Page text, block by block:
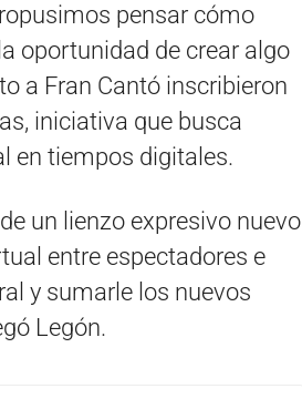
pensar cómo
oportunidad de crear algo
a Fran Cantó inscribieron
iniciativa que busca
en tiempos digitales.
un lienzo expresivo nuevo
entre espectadores e
y sumarle los nuevos
Legón.